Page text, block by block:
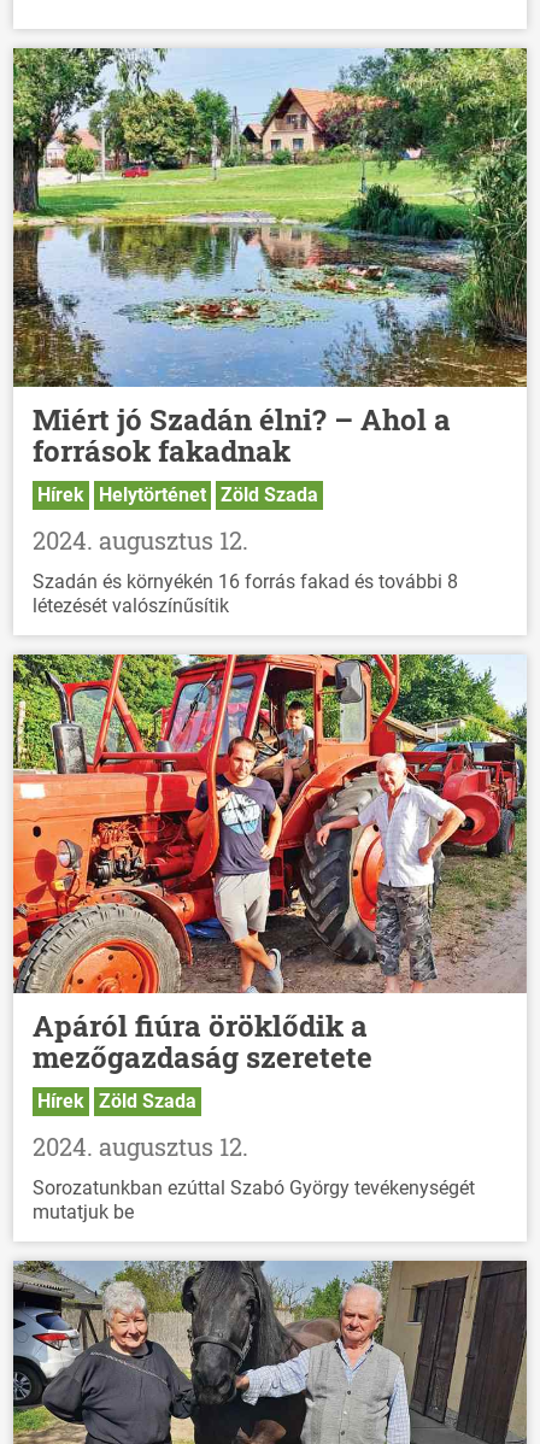
Miért jó Szadán élni? – Ahol a
források fakadnak
Hírek Helytörténet Zöld Szada
2024. augusztus 12.
Szadán és környékén 16 forrás fakad és további 8
létezését valószínűsítik
Apáról fiúra öröklődik a
mezőgazdaság szeretete
Hírek Zöld Szada
2024. augusztus 12.
Sorozatunkban ezúttal Szabó György tevékenységét
mutatjuk be